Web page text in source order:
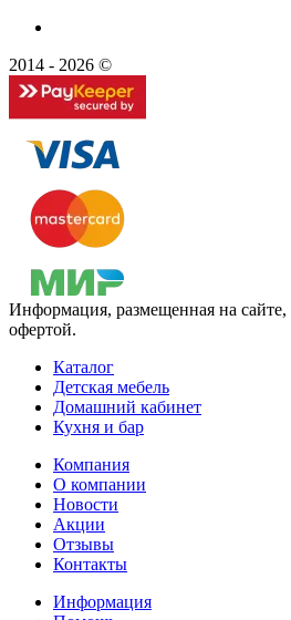
2014 - 2026 ©
Информация, размещенная на сайте,
офертой.
Каталог
Детская мебель
Домашний кабинет
Кухня и бар
Компания
О компании
Новости
Акции
Отзывы
Контакты
Информация